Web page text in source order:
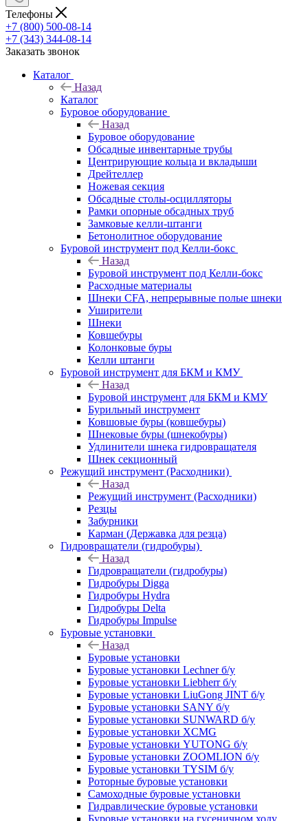
Телефоны
+7 (800) 500-08-14
+7 (343) 344-08-14
Заказать звонок
Каталог
Назад
Каталог
Буровое оборудование
Назад
Буровое оборудование
Обсадные инвентарные трубы
Центрирующие кольца и вкладыши
Дрейтеллер
Ножевая секция
Обсадные столы-осцилляторы
Рамки опорные обсадных труб
Замковые келли-штанги
Бетонолитное оборудование
Буровой инструмент под Келли-бокс
Назад
Буровой инструмент под Келли-бокс
Расходные материалы
Шнеки CFA, непрерывные полые шнеки
Уширители
Шнеки
Ковшебуры
Колонковые буры
Келли штанги
Буровой инструмент для БКМ и КМУ
Назад
Буровой инструмент для БКМ и КМУ
Бурильный инструмент
Ковшовые буры (ковшебуры)
Шнековые буры (шнекобуры)
Удлинители шнека гидровращателя
Шнек секционный
Режущий инструмент (Расходники)
Назад
Режущий инструмент (Расходники)
Резцы
Забурники
Карман (Державка для резца)
Гидровращатели (гидробуры)
Назад
Гидровращатели (гидробуры)
Гидробуры Digga
Гидробуры Hydra
Гидробуры Delta
Гидробуры Impulse
Буровые установки
Назад
Буровые установки
Буровые установки Lechner б/у
Буровые установки Liebherr б/у
Буровые установки LiuGong JINT б/у
Буровые установки SANY б/у
Буровые установки SUNWARD б/у
Буровые установки XCMG
Буровые установки YUTONG б/у
Буровые установки ZOOMLION б/у
Буровые установки TYSIM б/у
Роторные буровые установки
Самоходные буровые установки
Гидравлические буровые установки
Буровые установки на гусеничном ходу